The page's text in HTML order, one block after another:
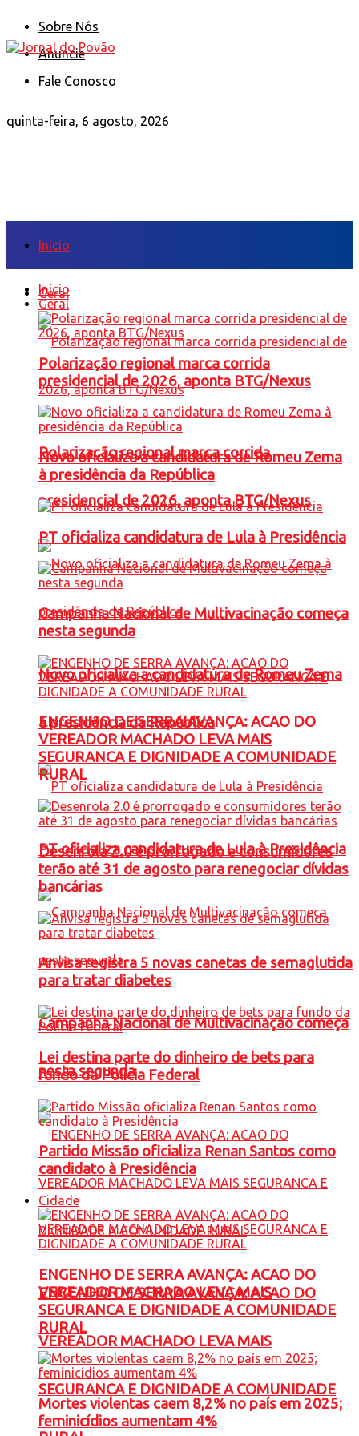
Sobre Nós
Anuncie
Fale Conosco
quinta-feira, 6 agosto, 2026
Início
Geral
Polarização regional marca corrida
presidencial de 2026, aponta BTG/Nexus
Novo oficializa a candidatura de Romeu Zema
à presidência da República
PT oficializa candidatura de Lula à Presidência
Campanha Nacional de Multivacinação começa
nesta segunda
ENGENHO DE SERRA AVANÇA: ACAO DO
VEREADOR MACHADO LEVA MAIS
SEGURANCA E DIGNIDADE A COMUNIDADE
Início
Geral
Polarização regional marca corrida
presidencial de 2026, aponta BTG/Nexus
Novo oficializa a candidatura de Romeu Zema
à presidência da República
PT oficializa candidatura de Lula à Presidência
Campanha Nacional de Multivacinação começa
nesta segunda
ENGENHO DE SERRA AVANÇA: ACAO DO
VEREADOR MACHADO LEVA MAIS
SEGURANCA E DIGNIDADE A COMUNIDADE
RURAL
Desenrola 2.0 é prorrogado e consumidores
terão até 31 de agosto para renegociar dívidas
bancárias
Anvisa registra 5 novas canetas de semaglutida
para tratar diabetes
Lei destina parte do dinheiro de bets para
fundo da Polícia Federal
Partido Missão oficializa Renan Santos como
candidato à Presidência
Cidade
ENGENHO DE SERRA AVANÇA: ACAO DO
VEREADOR MACHADO LEVA MAIS
SEGURANCA E DIGNIDADE A COMUNIDADE
RURAL
Mortes violentas caem 8,2% no país em 2025;
feminicídios aumentam 4%